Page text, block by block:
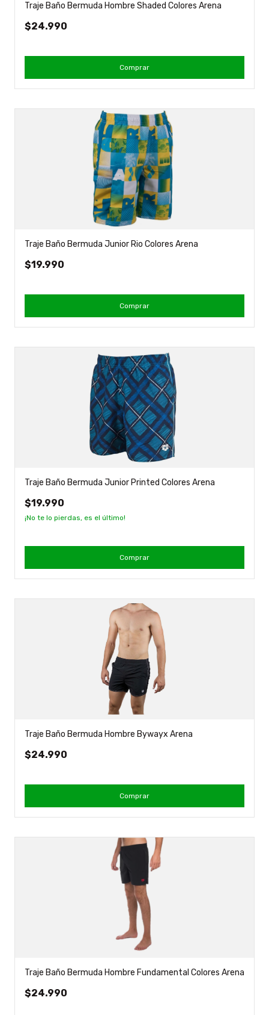
Traje Baño Bermuda Hombre Shaded Colores Arena
$24.990
Comprar
Traje Baño Bermuda Junior Rio Colores Arena
$19.990
Comprar
Traje Baño Bermuda Junior Printed Colores Arena
$19.990
¡No te lo pierdas, es el último!
Comprar
Traje Baño Bermuda Hombre Bywayx Arena
$24.990
Comprar
Traje Baño Bermuda Hombre Fundamental Colores Arena
$24.990